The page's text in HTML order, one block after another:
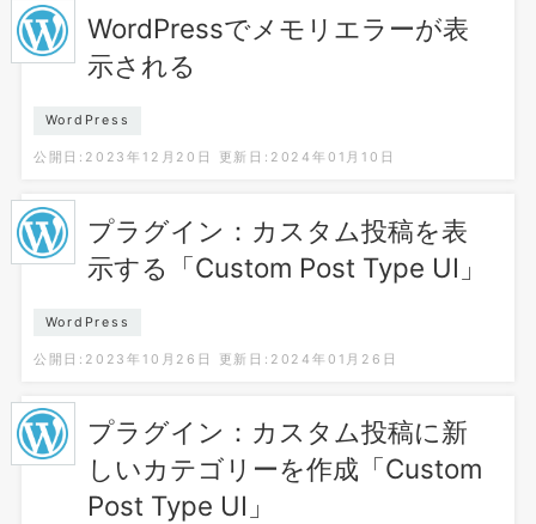
WordPressでメモリエラーが表
示される
WordPress
公開日:2023年12月20日 更新日:2024年01月10日
プラグイン：カスタム投稿を表
示する「Custom Post Type UI」
WordPress
公開日:2023年10月26日 更新日:2024年01月26日
プラグイン：カスタム投稿に新
しいカテゴリーを作成「Custom
Post Type UI」